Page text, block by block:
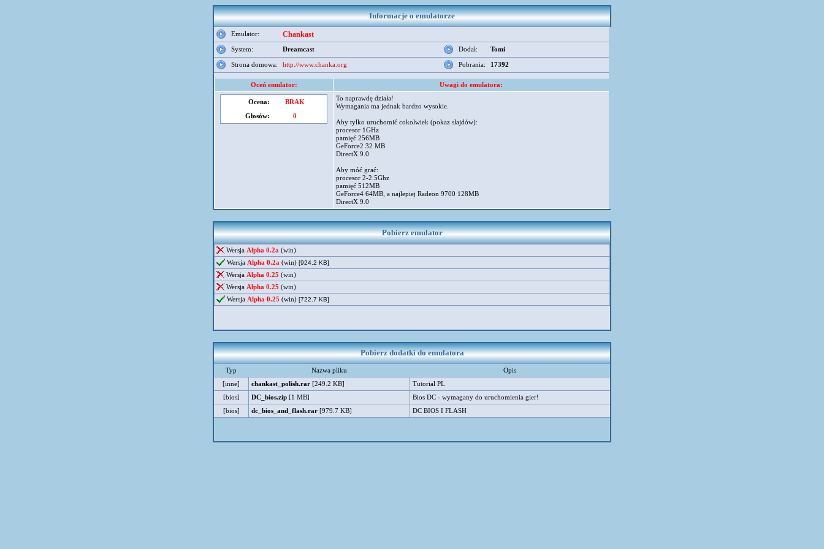
Informacje o emulatorze
Emulator: Chankast
System: Dreamcast Dodał: Tomi
Strona domowa: http://www.chanka.org Pobrania: 17392
Oceń emulator: Uwagi do emulatora:
Ocena:
BRAK
Głosów:
0
To naprawdę działa!
Wymagania ma jednak bardzo wysokie.
Aby tylko uruchomić cokolwiek (pokaz slajdów):
procesor 1GHz
pamięć 256MB
GeForce2 32 MB
DirectX 9.0
Aby móć grać:
procesor 2-2.5Ghz
pamięć 512MB
GeForce4 64MB, a najlepiej Radeon 9700 128MB
DirectX 9.0
Pobierz emulator
Wersja Alpha 0.2a (win)
Wersja Alpha 0.2a (win) [924.2 KB]
Wersja Alpha 0.25 (win)
Wersja Alpha 0.25 (win)
Wersja Alpha 0.25 (win) [722.7 KB]
Pobierz dodatki do emulatora
Typ Nazwa pliku
Opis
[inne]
chankast_polish.rar [249.2 KB]
Tutorial PL
[bios]
DC_bios.zip [1 MB]
Bios DC - wymagany do uruchomienia gier!
[bios]
dc_bios_and_flash.rar [979.7 KB] DC BIOS I FLASH